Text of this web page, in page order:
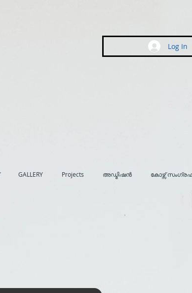
Log In
GALLERY Projects അഡ്മിഷൻ കോഴ്സ്